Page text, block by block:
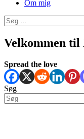
Om mig
Søg
efter:
Velkommen til
Spread the love
Søg